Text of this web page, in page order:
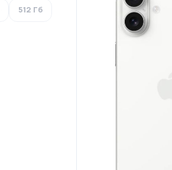
512 Гб